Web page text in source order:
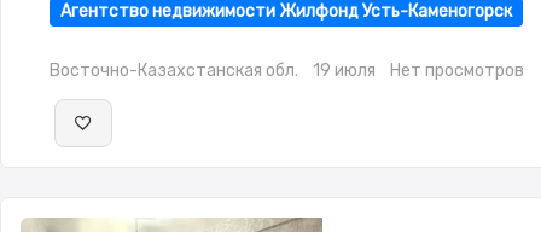
Агентство недвижимости Жилфонд Усть-Каменогорск
Восточно-Казахстанская обл. 19 июля Нет просмотров